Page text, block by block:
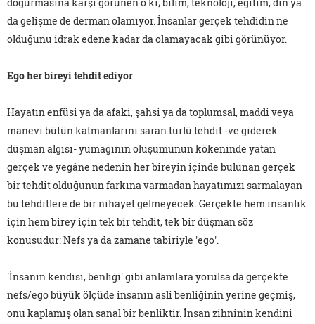
da gelişme de derman olamıyor. İnsanlar gerçek tehdidin ne
olduğunu idrak edene kadar da olamayacak gibi görünüyor.
Ego her bireyi tehdit ediyor
Hayatın enfüsi ya da afaki, şahsi ya da toplumsal, maddi veya
manevi bütün katmanlarını saran türlü tehdit -ve giderek
düşman algısı- yumağının oluşumunun kökeninde yatan
gerçek ve yegâne nedenin her bireyin içinde bulunan gerçek
bir tehdit olduğunun farkına varmadan hayatımızı sarmalayan
bu tehditlere de bir nihayet gelmeyecek. Gerçekte hem insanlık
için hem birey için tek bir tehdit, tek bir düşman söz
konusudur: Nefs ya da zamane tabiriyle 'ego'.
'İnsanın kendisi, benliği' gibi anlamlara yorulsa da gerçekte
nefs/ego büyük ölçüde insanın asli benliğinin yerine geçmiş,
onu kaplamış olan sanal bir benliktir. İnsan zihninin kendini